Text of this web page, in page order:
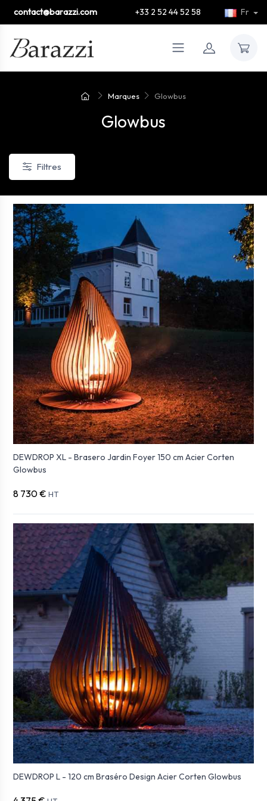
contact@barazzi.com +33 2 52 44 52 58 Fr
Marques Glowbus
Glowbus
Filtres
DEWDROP XL - Brasero Jardin Foyer 150 cm Acier Corten
Glowbus
8 730 € HT
DEWDROP L - 120 cm Braséro Design Acier Corten Glowbus